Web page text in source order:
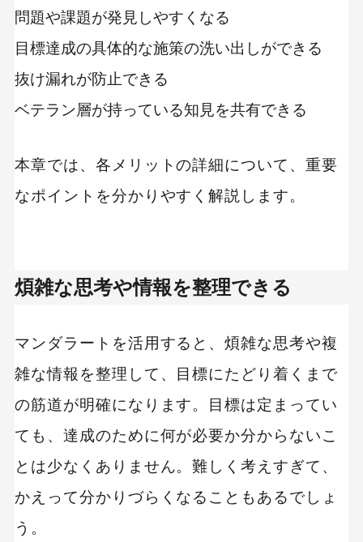
問題や課題が発見しやすくなる
目標達成の具体的な施策の洗い出しができる
抜け漏れが防止できる
ベテラン層が持っている知見を共有できる
本章では、各メリットの詳細について、重要
なポイントを分かりやすく解説します。
煩雑な思考や情報を整理できる
マンダラートを活用すると、煩雑な思考や複
雑な情報を整理して、目標にたどり着くまで
の筋道が明確になります。目標は定まってい
ても、達成のために何が必要か分からないこ
とは少なくありません。難しく考えすぎて、
かえって分かりづらくなることもあるでしょ
う。